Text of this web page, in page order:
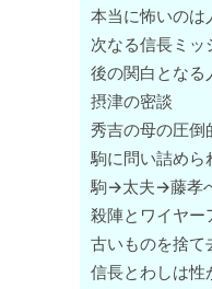
本当に怖いのは
次なる信長ミッ
後の関白となる
摂津の密談
秀吉の母の圧倒
駒に問い詰めら
駒→太夫→藤孝
殺陣とワイヤー
古いものを捨て
信長とわしは性